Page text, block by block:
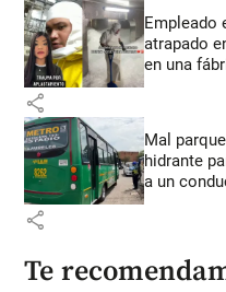
Empleado
atrapado
en una
share
Mal
hidrante
a un
share
Te